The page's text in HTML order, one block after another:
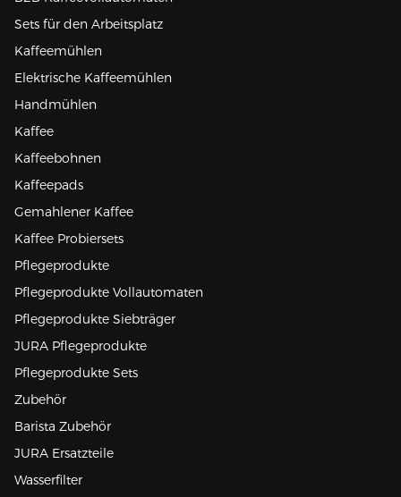
Sets für den Arbeitsplatz
Kaffeemühlen
Elektrische Kaffeemühlen
Handmühlen
Kaffee
Kaffeebohnen
Kaffeepads
Gemahlener Kaffee
Kaffee Probiersets
Pflegeprodukte
Pflegeprodukte Vollautomaten
Pflegeprodukte Siebträger
JURA Pflegeprodukte
Pflegeprodukte Sets
Zubehör
Barista Zubehör
JURA Ersatzteile
Wasserfilter